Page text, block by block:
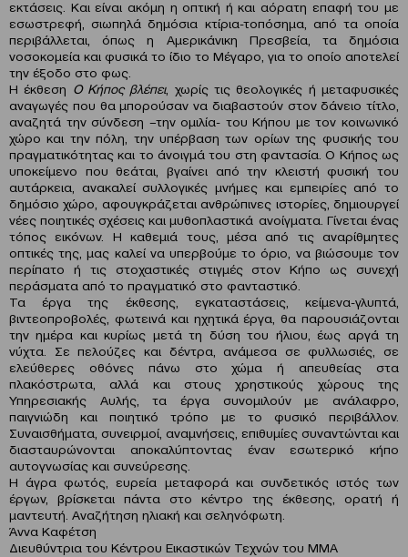
εκτάσεις. Και είναι ακόμη η οπτική ή και αόρατη επαφή του με
εσωστρεφή, σιωπηλά δημόσια κτίρια-τοπόσημα, από τα οποία
περιβάλλεται, όπως η Αμερικάνικη Πρεσβεία, τα δημόσια
νοσοκομεία και φυσικά το ίδιο το Μέγαρο, για το οποίο αποτελεί
την έξοδο στο φως.
Η έκθεση Ο Κήπος βλέπει, χωρίς τις θεολογικές ή μεταφυσικές
αναγωγές που θα μπορούσαν να διαβαστούν στον δάνειο τίτλο,
αναζητά την σύνδεση –την ομιλία- του Κήπου με τον κοινωνικό
χώρο και την πόλη, την υπέρβαση των ορίων της φυσικής του
πραγματικότητας και το άνοιγμά του στη φαντασία. Ο Κήπος ως
υποκείμενο που θεάται, βγαίνει από την κλειστή φυσική του
αυτάρκεια, ανακαλεί συλλογικές μνήμες και εμπειρίες από το
δημόσιο χώρο, αφουγκράζεται ανθρώπινες ιστορίες, δημιουργεί
νέες ποιητικές σχέσεις και μυθοπλαστικά ανοίγματα. Γίνεται ένας
τόπος εικόνων. Η καθεμιά τους, μέσα από τις αναρίθμητες
οπτικές της, μας καλεί να υπερβούμε το όριο, να βιώσουμε τον
περίπατο ή τις στοχαστικές στιγμές στον Κήπο ως συνεχή
περάσματα από το πραγματικό στο φανταστικό.
Τα έργα της έκθεσης, εγκαταστάσεις, κείμενα-γλυπτά,
βιντεοπροβολές, φωτεινά και ηχητικά έργα, θα παρουσιάζονται
την ημέρα και κυρίως μετά τη δύση του ήλιου, έως αργά τη
νύχτα. Σε πελούζες και δέντρα, ανάμεσα σε φυλλωσιές, σε
ελεύθερες οθόνες πάνω στο χώμα ή απευθείας στα
πλακόστρωτα, αλλά και στους χρηστικούς χώρους της
Υπηρεσιακής Αυλής, τα έργα συνομιλούν με ανάλαφρο,
παιγνιώδη και ποιητικό τρόπο με το φυσικό περιβάλλον.
Συναισθήματα, συνειρμοί, αναμνήσεις, επιθυμίες συναντώνται και
διασταυρώνονται αποκαλύπτοντας έναν εσωτερικό κήπο
αυτογνωσίας και συνεύρεσης.
Η άγρα φωτός, ευρεία μεταφορά και συνδετικός ιστός των
έργων, βρίσκεται πάντα στο κέντρο της έκθεσης, ορατή ή
μαντευτή. Αναζήτηση ηλιακή και σεληνόφωτη.
Άννα Καφέτση
Διευθύντρια του Κέντρου Εικαστικών Τεχνών του ΜΜΑ